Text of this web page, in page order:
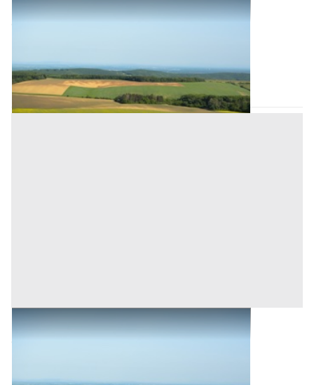
Terreni all'asta a Padova
Codice asta:ff3ccaac
Asta chiusa
Terreni all'asta a Padova